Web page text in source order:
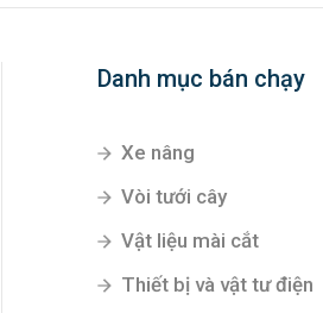
Danh mục bán chạy
Xe nâng
Vòi tưới cây
Vật liệu mài cắt
Thiết bị và vật tư điện